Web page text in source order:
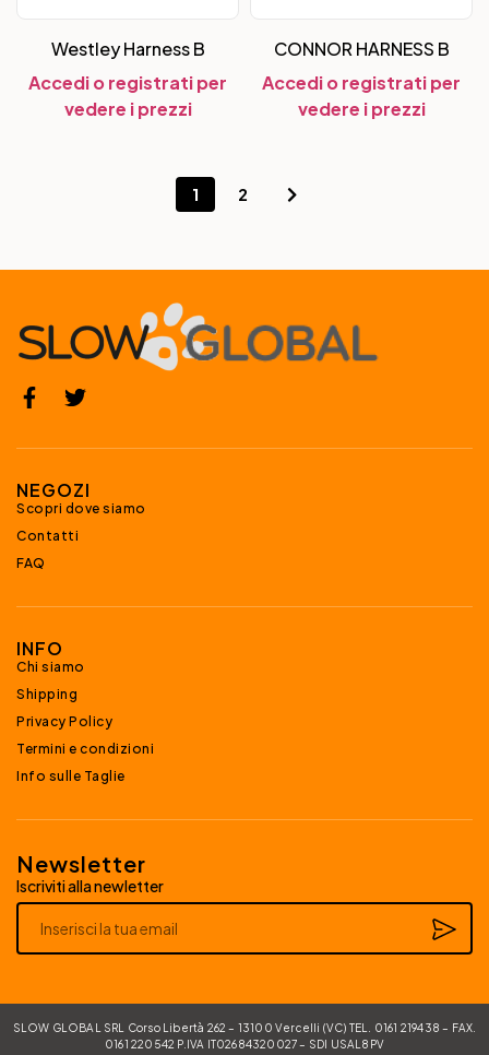
Westley Harness B
Accedi o registrati per
vedere i prezzi
CONNOR HARNESS B
Accedi o registrati per
vedere i prezzi
1 2
NEGOZI
Scopri dove siamo
Contatti
FAQ
INFO
Chi siamo
Shipping
Privacy Policy
Termini e condizioni
Info sulle Taglie
Newsletter
Iscriviti alla newletter
SLOW GLOBAL SRL Corso Libertà 262 – 13100 Vercelli (VC) TEL. 0161 219438 – FAX.
0161 220542 P.IVA IT02684320027 – SDI USAL8PV